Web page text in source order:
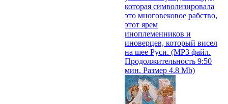
которая символизировала
это многовековое рабство,
этот ярем
иноплеменников и
иноверцев, который висел
на шее Руси. (MP3 файл.
Продолжительность 9:50
мин. Размер 4.8 Mb)